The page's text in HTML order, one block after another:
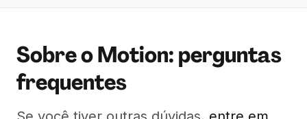
Sobre o Motion: perguntas
frequentes